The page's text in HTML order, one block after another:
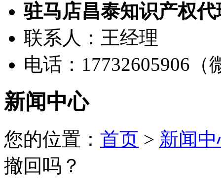
驻马店昌泰知识产权
联系人：王经理
电话：17732605906（
新闻中心
您的位置： 首页 > 新闻
撤回吗？